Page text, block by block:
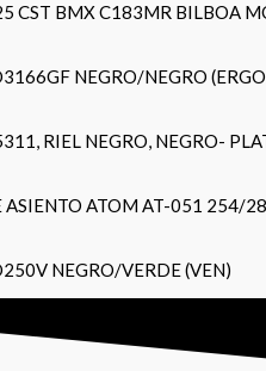
CST BMX C183MR BILBOA
NEGRO/NEGRO
RIEL NEGRO, NEGRO-
ASIENTO ATOM AT-051 254/
NEGRO/VERDE (VEN)